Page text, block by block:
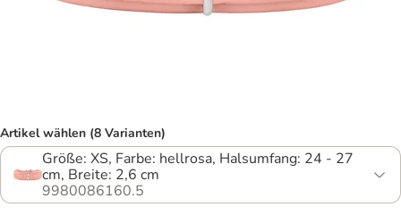
Artikel wählen (8 Varianten)
Größe: XS, Farbe: hellrosa, Halsumfang: 24 - 27
cm, Breite: 2,6 cm
9980086160.5